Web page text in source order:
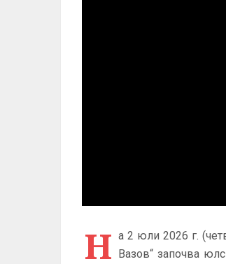
Н а 2 юли 2026 г.
Вазов“ започва